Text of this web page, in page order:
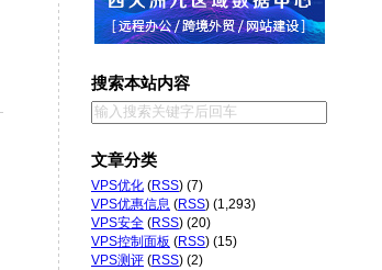
搜索本站内容
文章分类
VPS优化 (RSS) (7)
VPS优惠信息 (RSS) (1,293)
VPS安全 (RSS) (20)
VPS控制面板 (RSS) (15)
VPS测评 (RSS) (2)